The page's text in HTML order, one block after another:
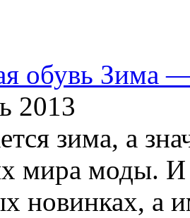
обувь Зима
2013
зима, а
мира моды. И
новинках, а